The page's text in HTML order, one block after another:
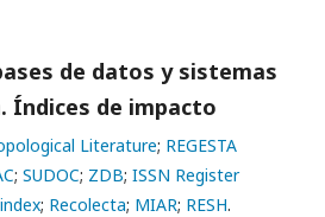
de datos y sistemas
Índices de impacto
Literature; REGESTA
; SUDOC; ZDB; ISSN Register
; Recolecta; MIAR; RESH.